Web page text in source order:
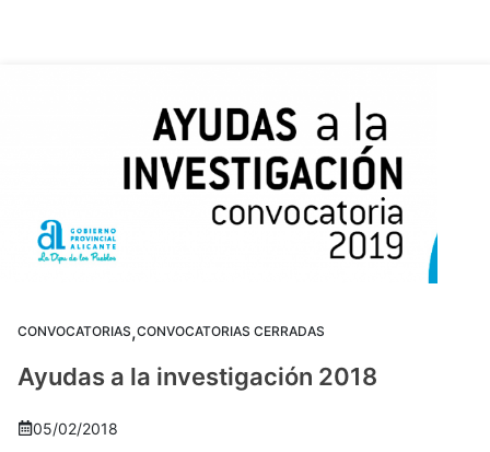
CONVOCATORIAS,CONVOCATORIAS CERRADAS
Ayudas a la investigación 2018
05/02/2018